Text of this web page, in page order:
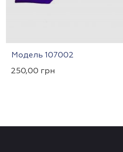
Модель 107002
250,00 грн